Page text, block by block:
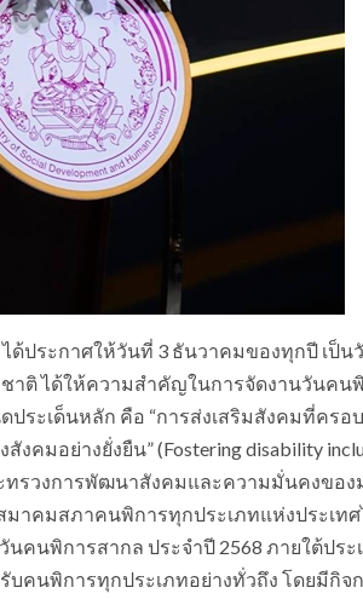
ด้ประกาศให้วันที่ 3 ธันวาคมของทุกปี เป็
าติ ได้ให้ความสำคัญในการจัดงานวันคน
ระเด็นหลัก คือ “การส่งเสริมสังคมที่คร
มอย่างยั่งยืน” (Fostering disability
ะทรวงการพัฒนาสังคมและความมั่นคงขอ
คมสภาคนพิการทุกประเภทแห่งประเทศ
คนพิการสากล ประจำปี 2568 ภายใต้ปร
บคนพิการทุกประเภทอย่างทั่วถึง โดยมีกิจ